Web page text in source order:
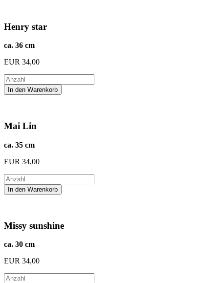
Henry star
ca. 36 cm
EUR 34,00
Mai Lin
ca. 35 cm
EUR 34,00
Missy sunshine
ca. 30 cm
EUR 34,00